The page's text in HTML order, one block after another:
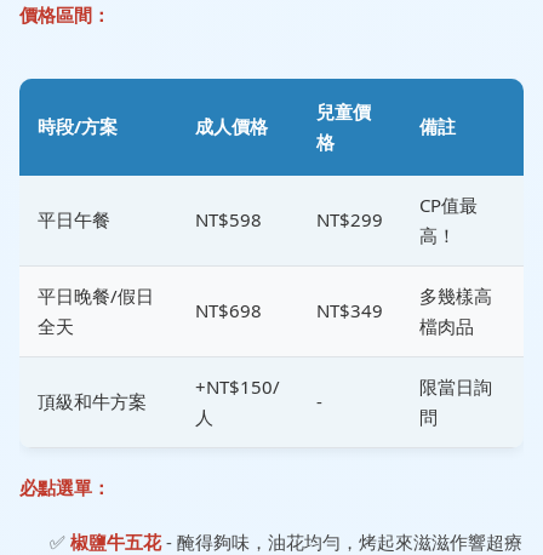
價格區間：
時段/方案 成人價格
兒童價
格
備註
平日午餐 NT$598 NT$299
CP值最
高！
平日晚餐/假日
全天
NT$698 NT$349
多幾樣高
檔肉品
頂級和牛方案
+NT$150/
人
-
限當日詢
問
必點選單：
✅ 椒鹽牛五花- 醃得夠味，油花均勻，烤起來滋滋作響超療